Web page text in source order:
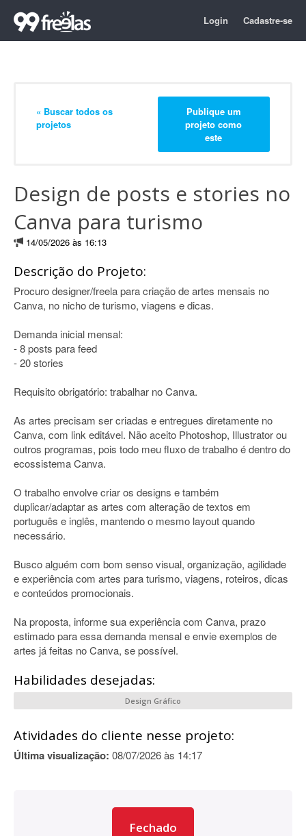
Login Cadastre-se
« Buscar todos os
projetos
Publique um
projeto como
este
Design de posts e stories no
Canva para turismo
14/05/2026 às 16:13
Descrição do Projeto:
Procuro designer/freela para criação de artes mensais no
Canva, no nicho de turismo, viagens e dicas.
Demanda inicial mensal:
- 8 posts para feed
- 20 stories
Requisito obrigatório: trabalhar no Canva.
As artes precisam ser criadas e entregues diretamente no
Canva, com link editável. Não aceito Photoshop, Illustrator ou
outros programas, pois todo meu fluxo de trabalho é dentro do
ecossistema Canva.
O trabalho envolve criar os designs e também
duplicar/adaptar as artes com alteração de textos em
português e inglês, mantendo o mesmo layout quando
necessário.
Busco alguém com bom senso visual, organização, agilidade
e experiência com artes para turismo, viagens, roteiros, dicas
e conteúdos promocionais.
Na proposta, informe sua experiência com Canva, prazo
estimado para essa demanda mensal e envie exemplos de
artes já feitas no Canva, se possível.
Habilidades desejadas:
Design Gráfico
Atividades do cliente nesse projeto:
Última visualização: 08/07/2026 às 14:17
Fechado